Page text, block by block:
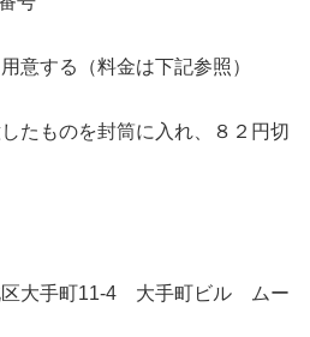
意する（料金は下記参照）
ものを封筒に入れ、８２円切
大手町11-4 大手町ビル ムー